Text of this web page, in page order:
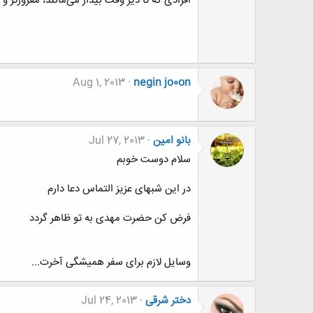
negin jo0on
Aug 1, 2013
بانو امین Jul 27, 2013
سلام دوست خوبم
در این شبهای عزیز التماس دعا دارم
فرض کن حضرت مهدی به تو ظاهر گردد
وسایل لازم برای سفر همیشگی آخرت...
دختر شرقی Jul 24, 2013